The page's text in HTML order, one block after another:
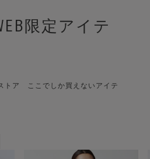
限定アイテ
トア ここでしか買えないアイテ